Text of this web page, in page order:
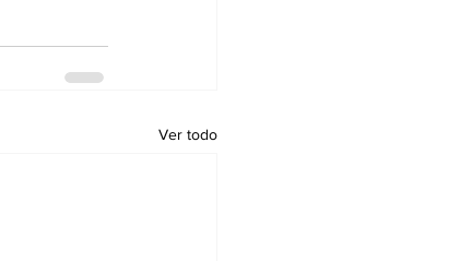
Ver todo